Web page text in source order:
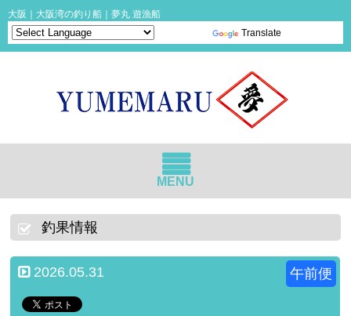
大阪｜大阪湾の釣り船｜夢丸 遊漁船
Translate
MENU
釣果情報
2026.05.31 午前便